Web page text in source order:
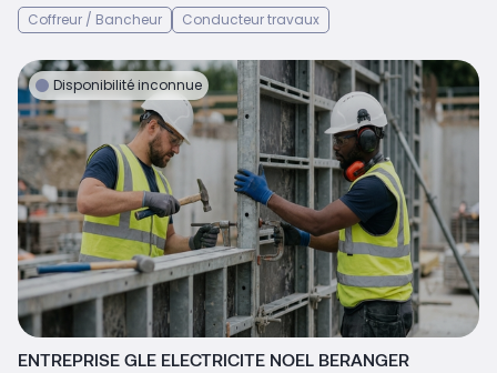
Coffreur / Bancheur Conducteur travaux
Disponibilité inconnue
ENTREPRISE GLE ELECTRICITE NOEL BERANGER